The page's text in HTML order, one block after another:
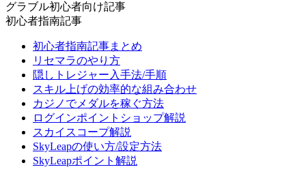
グラブル初心者向け記事
初心者指南記事
初心者指南記事まとめ
リセマラのやり方
隠しトレジャー入手法/手順
スキル上げの効率的な組み合わせ
カジノでメダルを稼ぐ方法
ログインポイントショップ解説
スカイスコープ解説
SkyLeapの使い方/設定方法
SkyLeapポイント解説